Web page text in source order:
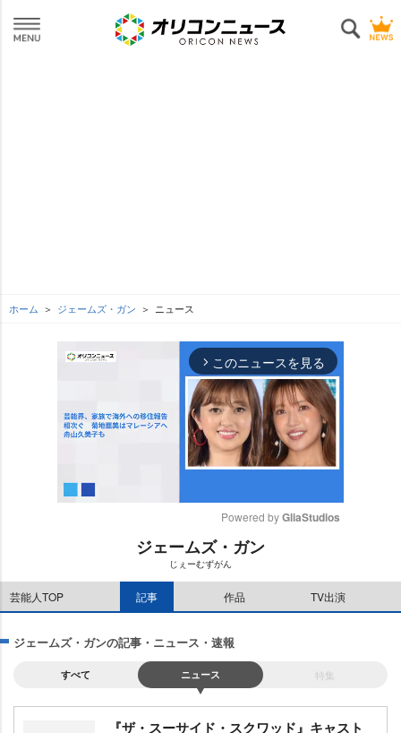
ホーム ジェームズ・ガン ニュース
arrow_forward_ios このニュースを見る
Powered by GliaStudios
ジェームズ・ガン
じぇーむずがん
芸能人TOP 記事 作品 TV出演
ジェームズ・ガンの記事・ニュース・速報
すべて ニュース 特集
『ザ・スーサイド・スクワッド』キャスト